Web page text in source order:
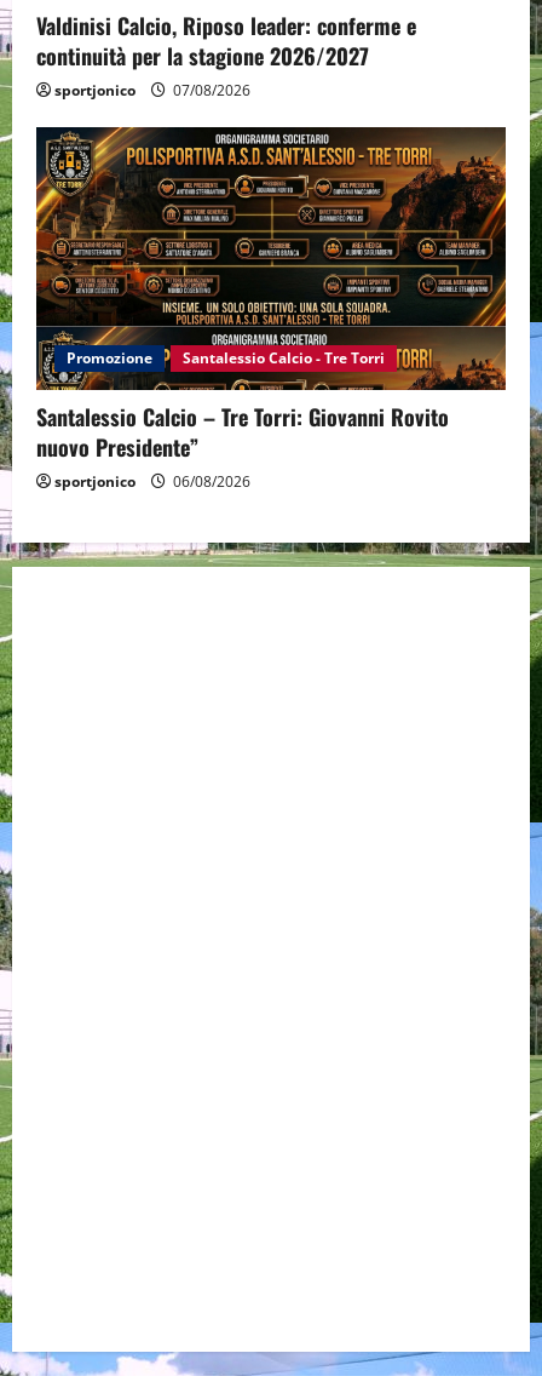
Valdinisi Calcio, Riposo leader: conferme e
continuità per la stagione 2026/2027
sportjonico 07/08/2026
Promozione Santalessio Calcio - Tre Torri
Santalessio Calcio – Tre Torri: Giovanni Rovito
nuovo Presidente”
sportjonico 06/08/2026